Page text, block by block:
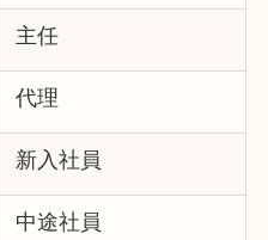
主任
代理
新入社員
中途社員